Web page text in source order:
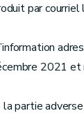
par
2021 et
partie